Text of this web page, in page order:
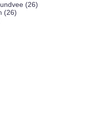
(26)
(26)